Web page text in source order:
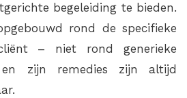
begeleiding te bieden.
rond de specifieke
– niet rond generieke
zijn remedies zijn altijd